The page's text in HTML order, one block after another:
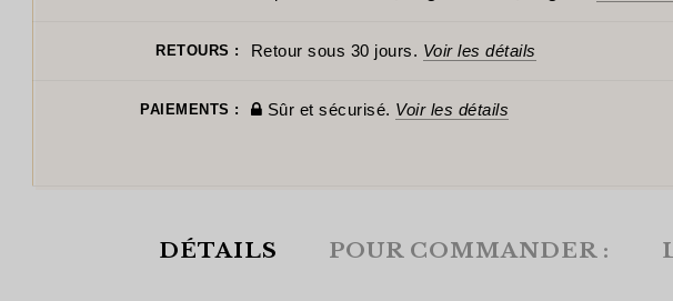
RETOURS : Retour sous 30 jours. Voir les détails
PAIEMENTS : Sûr et sécurisé. Voir les détails
DÉTAILS POUR COMMANDER :